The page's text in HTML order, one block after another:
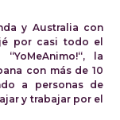
y Australia con
por casi todo el
la
con más de 10
a personas de
y trabajar por el